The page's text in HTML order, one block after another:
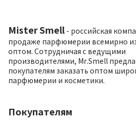
Mister Smell - российская
продаже парфюмерии всемирно
оптом. Сотрудничая с ведущими
производителями, Mr.Smell
покупателям заказать оптом
парфюмерии и косметики.
Покупателям